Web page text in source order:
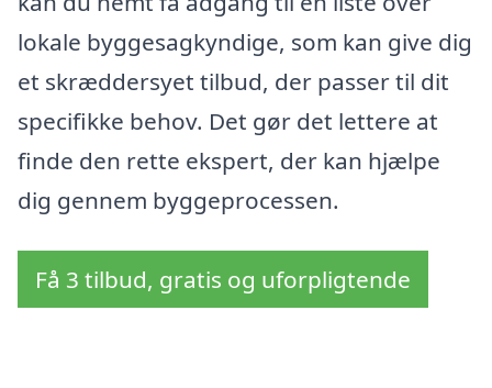
lokale byggesagkyndige, som kan give dig
et skræddersyet tilbud, der passer til dit
specifikke behov. Det gør det lettere at
finde den rette ekspert, der kan hjælpe
dig gennem byggeprocessen.
Få 3 tilbud, gratis og uforpligtende